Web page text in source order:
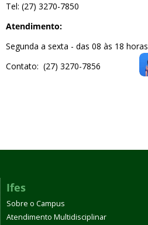
Tel: (27) 3270-7850
Atendimento:
Segunda a sexta - das 08 às 18 horas
Contato: (27) 3270-7856
Ifes
Sobre o Campus
Atendimento Multidisciplinar